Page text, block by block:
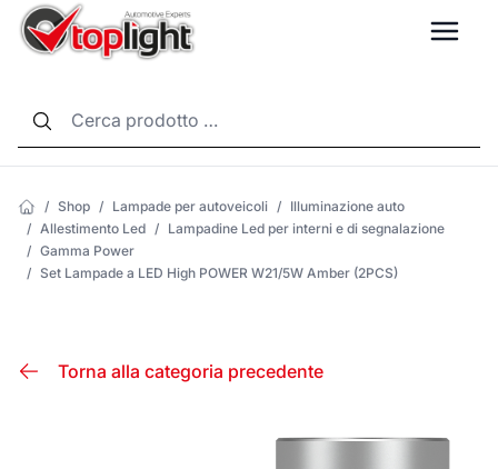
/ Shop / Lampade per autoveicoli / Illuminazione auto
/ Allestimento Led / Lampadine Led per interni e di segnalazione
/ Gamma Power
/ Set Lampade a LED High POWER W21/5W Amber (2PCS)
Torna alla categoria precedente